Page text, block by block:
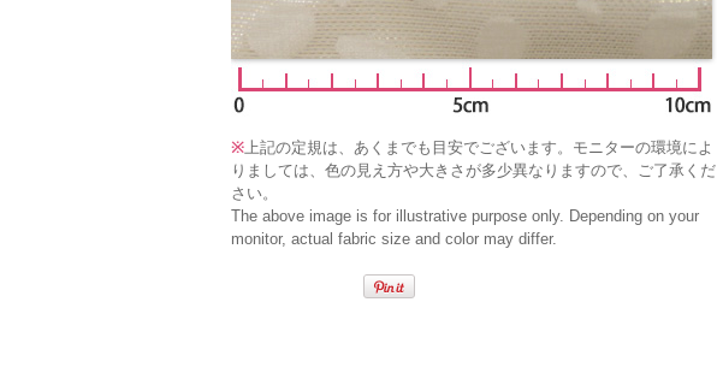
※上記の定規は、あくまでも目安でございます。モニターの環境によ
りましては、色の見え方や大きさが多少異なりますので、ご了承くだ
さい。
The above image is for illustrative purpose only. Depending on your
monitor, actual fabric size and color may differ.